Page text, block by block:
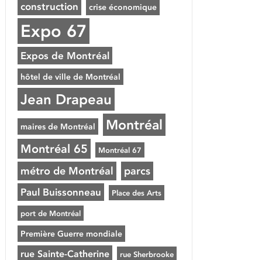
construction crise économique
Expo 67
Expos de Montréal
hôtel de ville de Montréal
Jean Drapeau
maires de Montréal Montréal
Montréal 65 Montréal 67
métro de Montréal parcs
Paul Buissonneau Place des Arts
port de Montréal
Première Guerre mondiale
rue Sainte-Catherine rue Sherbrooke